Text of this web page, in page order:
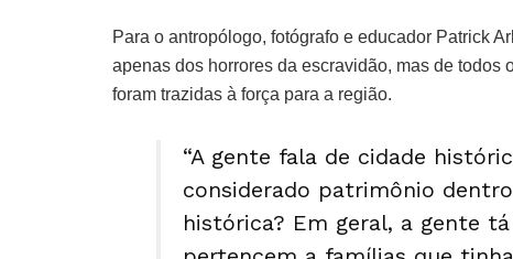
Para o antropólogo, fotógrafo e educador Patrick
apenas dos horrores da escravidão, mas de
foram trazidas à força para a região.
“A gente fala de cidade
considerado patrimônio
histórica? Em geral, a gente